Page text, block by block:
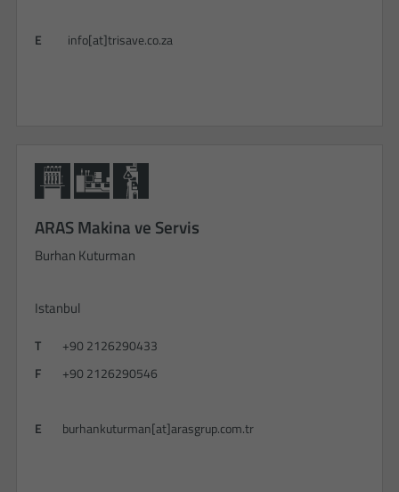
E info[at]trisave.co.za
ARAS Makina ve Servis
Burhan Kuturman
Istanbul
T
+90 2126290433
F
+90 2126290546
E burhankuturman[at]arasgrup.com.tr